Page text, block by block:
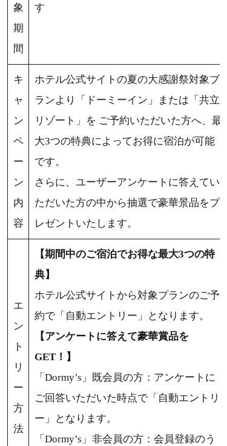
象
期
間
す
キ
ャ
ン
ペ
ー
ン
内
容
ホテル公式サイトの夏の大感謝祭対象プ
ランより「ドーミーイン」または「共立
リゾート」を ご予約いただいた方へ、最
大3つの特典によってお得に宿泊が可能
です。
さらに、ユーザーアンケートに答えてい
ただいた方の中から抽選で豪華景品をプ
レゼントいたします。
エ
ン
ト
リ
ー
方
法
【期間中のご宿泊でお得な最大3つの特
典】
ホテル公式サイトから対象プランのご予
約で「自動エントリー」となります。
【アンケートに答えて豪華賞品を
GET！】
「Dormy’s」既会員の方：アンケートに
ご回答いただいた時点で「自動エントリ
ー」となります。
「Dormy’s」非会員の方：会員登録のう